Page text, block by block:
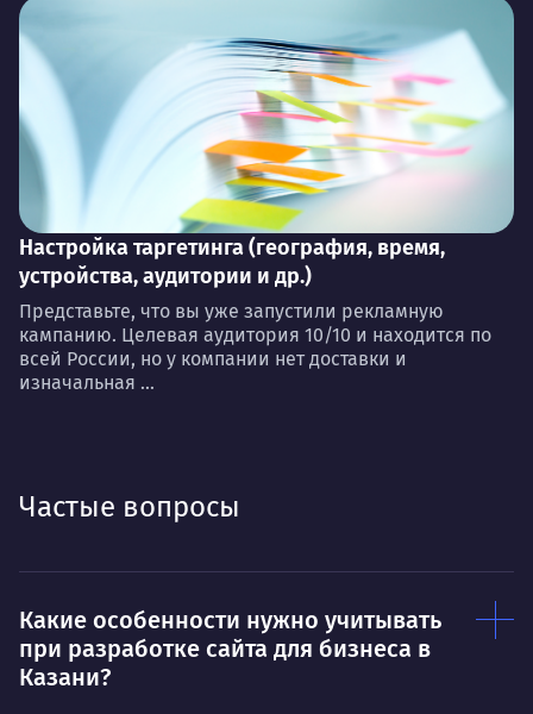
Настройка таргетинга (география, время,
устройства, аудитории и др.)
Представьте, что вы уже запустили рекламную
кампанию. Целевая аудитория 10/10 и находится по
всей России, но у компании нет доставки и
изначальная ...
Частые вопросы
Какие особенности нужно учитывать
при разработке сайта для бизнеса в
Казани?